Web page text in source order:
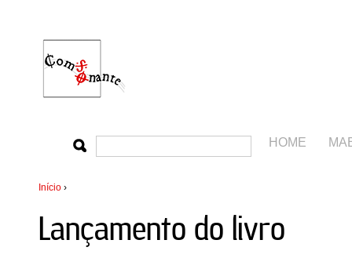
HOME
Início ›
Lançamento do livro